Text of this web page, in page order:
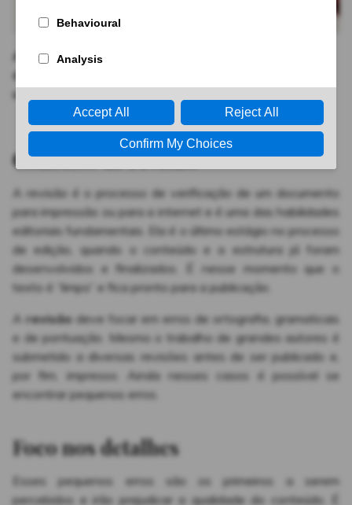
A revisão é o processo de verificação de um
documento para impressão ou para a internet e é
uma das habilidades editoriais fundamentais.
Conceito de revisão
A revisão é o processo de verificação de um documento
para impressão ou para a internet e é uma das habilidades
editoriais fundamentais. Ela é o último estágio no processo
de edição, quando o conteúdo e a estrutura já foram
desenvolvidos e finalizados. É nesse momento que o
texto é “limpo” e fica pronto para a publicação.
A revisão deve focar em erros de ortografia, gramaticais
e de pontuação. Mesmo o trabalho de grandes autores é
submetido a diversas revisões antes de ser publicado e,
por fim, impresso. Ainda nesses casos é possível se
encontrar pequenos erros.
Foco nos detalhes
Esses pequenos erros são os primeiros a serem
percebidos e irão prejudicar a qualidade do conteúdo. É